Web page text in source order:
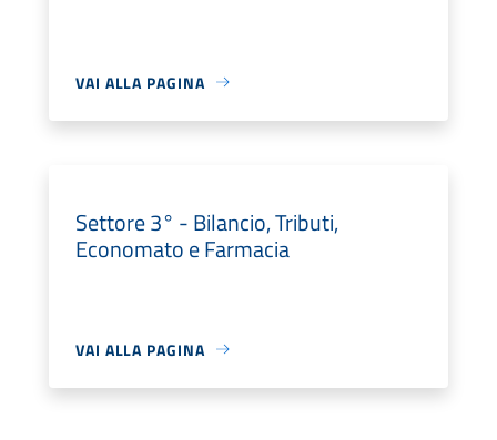
VAI ALLA PAGINA
Settore 3° - Bilancio, Tributi,
Economato e Farmacia
VAI ALLA PAGINA